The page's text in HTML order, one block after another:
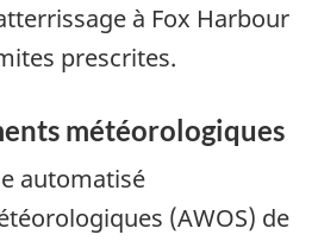
à Fox Harbour
prescrites.
météorologiques
automatisé
(AWOS) de